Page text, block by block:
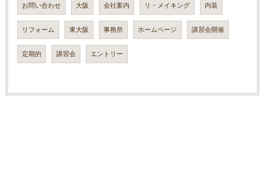
お問い合わせ 大阪 会社案内 リ・メイキング 内装
リフォーム 東大阪 事務所 ホームページ 講習会開催
定期的 講習会 エントリー